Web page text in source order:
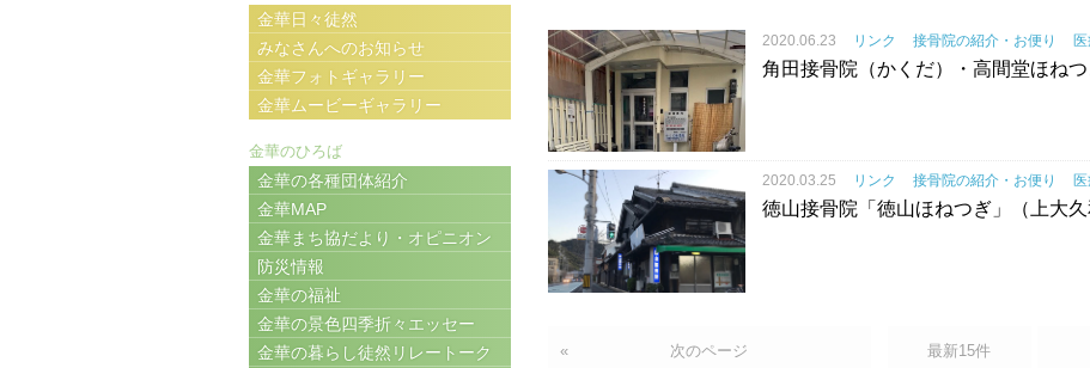
2020.06.23 リンク 接骨院の紹介・お便り
角田接骨院（かくだ）・高間堂ほねつ
2020.03.25 リンク 接骨院の紹介・お便り
徳山接骨院「徳山ほねつぎ」（上大久
次のページ
« 最新15件
金華日々徒然
みなさんへのお知らせ
金華フォトギャラリー
金華ムービーギャラリー
金華のひろば
金華の各種団体紹介
金華MAP
金華まち協だより・オピニオン
防災情報
金華の福祉
金華の景色四季折々エッセー
金華の暮らし徒然リレートーク